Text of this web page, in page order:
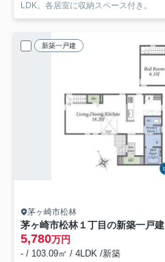
LDK。各居室に収納スペース付き。
新築一戸建
茅ヶ崎市松林
茅ヶ崎市松林１丁目の新築一戸建
5,780万円
- / 103.09㎡ / 4LDK /新築